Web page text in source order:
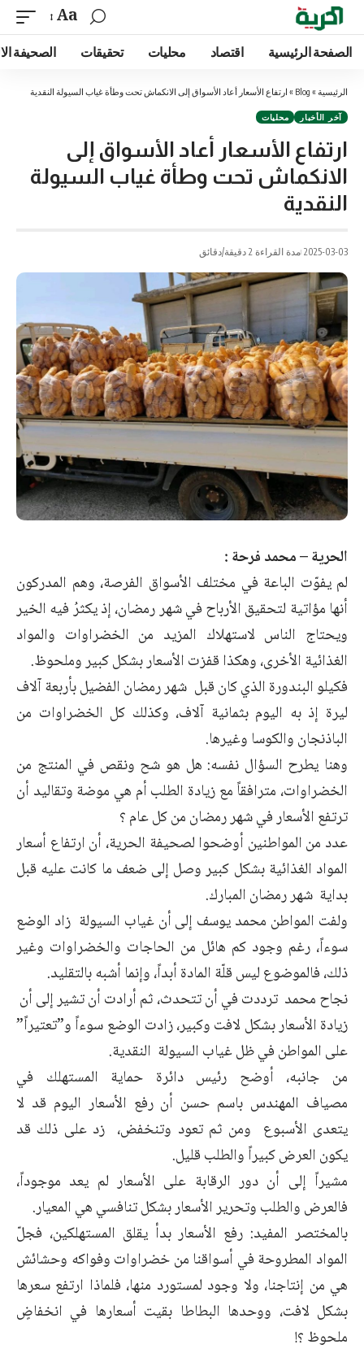
Aa
الصفحة الرئيسية اقتصاد محليات تحقيقات الصحيفة
الرئيسية »
Blog
» ارتفاع الأسعار أعاد الأسواق إلى الانكماش تحت وطأة غياب السيولة النقدية
آخر الأخبار محليات
ارتفاع الأسعار أعاد الأسواق إلى
الانكماش تحت وطأة غياب السيولة
النقدية
2025-03-03 مدة القراءة 2 دقيقة/دقائق
الحرية – محمد فرحة :
لم يفوّت الباعة في مختلف الأسواق الفرصة، وهم المدركون
أنها مؤاتية لتحقيق الأرباح في شهر رمضان، إذ يكثرُ فيه الخير
ويحتاج الناس لاستهلاك المزيد من الخضراوات والمواد
الغذائية الأخرى، وهكذا قفزت الأسعار بشكل كبير وملحوظ.
فكيلو البندورة الذي كان قبل شهر رمضان الفضيل بأربعة آلاف
ليرة إذ به اليوم بثمانية آلاف، وكذلك كل الخضراوات من
الباذنجان والكوسا وغيرها.
وهنا يطرح السؤال نفسه: هل هو شح ونقص في المنتج من
الخضراوات، مترافقاً مع زيادة الطلب أم هي موضة وتقاليد أن
ترتفع الأسعار في شهر رمضان من كل عام ؟
عدد من المواطنين أوضحوا لصحيفة الحرية، أن ارتفاع أسعار
المواد الغذائية بشكل كبير وصل إلى ضعف ما كانت عليه قبل
بداية شهر رمضان المبارك.
ولفت المواطن محمد يوسف إلى أن غياب السيولة زاد الوضع
سوءاً، رغم وجود كم هائل من الحاجات والخضراوات وغير
ذلك، فالموضوع ليس قلّة المادة أبداً، وإنما أشبه بالتقليد.
نجاح محمد ترددت في أن تتحدث، ثم أرادت أن تشير إلى أن
زيادة الأسعار بشكل لافت وكبير، زادت الوضع سوءاً و”تعتيراً”
على المواطن في ظل غياب السيولة النقدية.
من جانبه، أوضح رئيس دائرة حماية المستهلك في
مصياف المهندس باسم حسن أن رفع الأسعار اليوم قد لا
يتعدى الأسبوع ومن ثم تعود وتنخفض، زد على ذلك قد
يكون العرض كبيراً والطلب قليل.
مشيراً إلى أن دور الرقابة على الأسعار لم يعد موجوداً،
فالعرض والطلب وتحرير الأسعار بشكل تنافسي هي المعيار.
بالمختصر المفيد: رفع الأسعار بدأ يقلق المستهلكين، فجلّ
المواد المطروحة في أسواقنا من خضراوات وفواكه وحشائش
هي من إنتاجنا، ولا وجود لمستورد منها، فلماذا ارتفع سعرها
بشكل لافت، ووحدها البطاطا بقيت أسعارها في انخفاضٍ
ملحوظ ؟!